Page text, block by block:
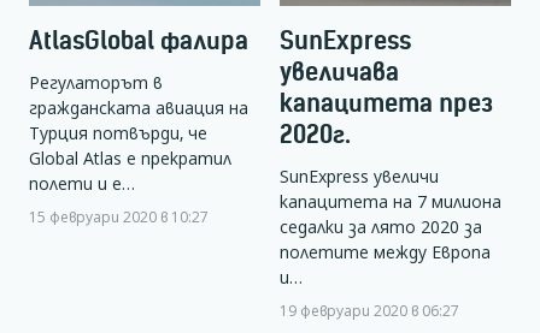
AtlasGlobal фалира
Регулаторът в
гражданската авиация на
Турция потвърди, че
Global Atlas е прекратил
полети и е…
15 февруари 2020 в 10:27
SunExpress
увеличава
капацитета през
2020г.
SunExpress увеличи
капацитета на 7 милиона
седалки за лято 2020 за
полетите между Европа
и…
19 февруари 2020 в 06:27